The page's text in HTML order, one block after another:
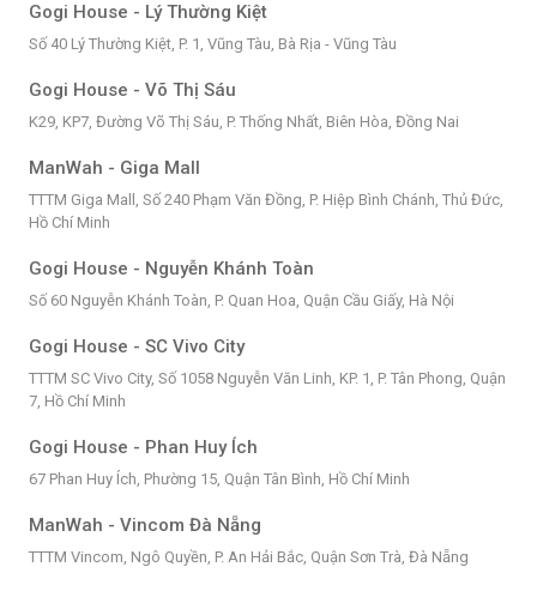
Gogi House - Lý Thường Kiệt
Số 40 Lý Thường Kiệt, P. 1, Vũng Tàu, Bà Rịa - Vũng Tàu
Gogi House - Võ Thị Sáu
K29, KP7, Đường Võ Thị Sáu, P. Thống Nhất, Biên Hòa, Đồng Nai
ManWah - Giga Mall
TTTM Giga Mall, Số 240 Phạm Văn Đồng, P. Hiệp Bình Chánh, Thủ Đức,
Hồ Chí Minh
Gogi House - Nguyễn Khánh Toàn
Số 60 Nguyễn Khánh Toàn, P. Quan Hoa, Quận Cầu Giấy, Hà Nội
Gogi House - SC Vivo City
TTTM SC Vivo City, Số 1058 Nguyễn Văn Linh, KP. 1, P. Tân Phong, Quận
7, Hồ Chí Minh
Gogi House - Phan Huy Ích
67 Phan Huy Ích, Phường 15, Quận Tân Bình, Hồ Chí Minh
ManWah - Vincom Đà Nẵng
TTTM Vincom, Ngô Quyền, P. An Hải Bắc, Quận Sơn Trà, Đà Nẵng